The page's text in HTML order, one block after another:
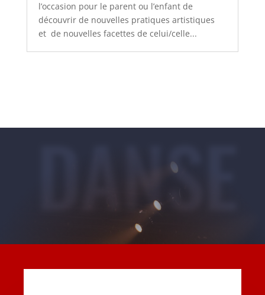
l’occasion pour le parent ou l’enfant de
découvrir de nouvelles pratiques artistiques
et de nouvelles facettes de celui/celle...
DANSE